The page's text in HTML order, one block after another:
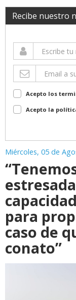
Recibe nuestro
Acepto los
Acepto la
Miércoles, 05 de
para
caso de
conato”